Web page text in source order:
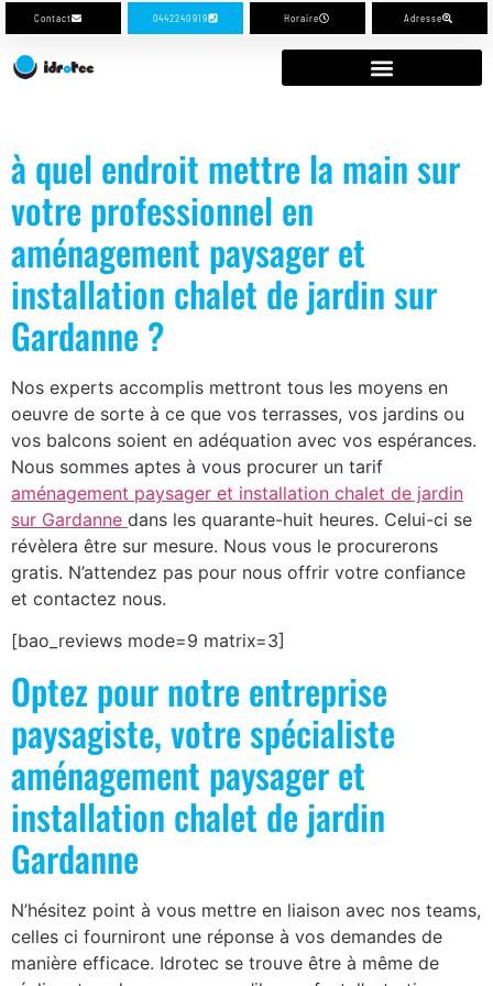
Contact 0442240919 Horaire Adresse
à quel endroit mettre la main sur
votre professionnel en
aménagement paysager et
installation chalet de jardin sur
Gardanne ?
Nos experts accomplis mettront tous les moyens en
oeuvre de sorte à ce que vos terrasses, vos jardins ou
vos balcons soient en adéquation avec vos espérances.
Nous sommes aptes à vous procurer un tarif
aménagement paysager et installation chalet de jardin
sur Gardanne dans les quarante-huit heures. Celui-ci se
révèlera être sur mesure. Nous vous le procurerons
gratis. N’attendez pas pour nous offrir votre confiance
et contactez nous.
[bao_reviews mode=9 matrix=3]
Optez pour notre entreprise
paysagiste, votre spécialiste
aménagement paysager et
installation chalet de jardin
Gardanne
N’hésitez point à vous mettre en liaison avec nos teams,
celles ci fourniront une réponse à vos demandes de
manière efficace. Idrotec se trouve être à même de